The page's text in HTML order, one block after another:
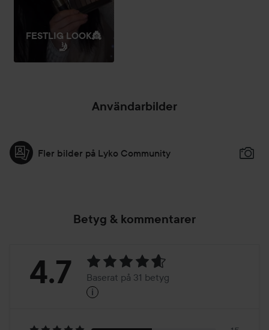
FESTLIG LOOK👸
🤳
Användarbilder
Fler bilder på Lyko Community
Betyg & kommentarer
Betyg:
Baserat
4.7 Baserat på 31 betyg
i